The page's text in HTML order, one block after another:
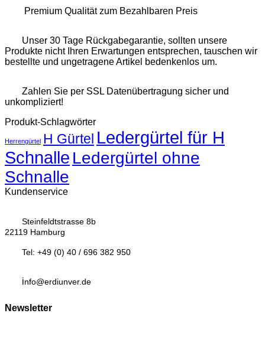
Premium Qualität zum Bezahlbaren Preis
Unser 30 Tage Rückgabegarantie, sollten unsere
Produkte nicht Ihren Erwartungen entsprechen, tauschen wir
bestellte und ungetragene Artikel bedenkenlos um.
Zahlen Sie per SSL Datenübertragung sicher und
unkompliziert!
Produkt-Schlagwörter
Herrengürtel H Gürtel Ledergürtel für H
Schnalle Ledergürtel ohne
Schnalle
Kundenservice
Steinfeldtstrasse 8b
22119 Hamburg
Tel: +49 (0) 40 / 696 382 950
info@erdiunver.de
Newsletter